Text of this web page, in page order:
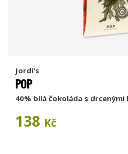
Jordi's
POP
40% bílá čokoláda s drcenými
138 Kč